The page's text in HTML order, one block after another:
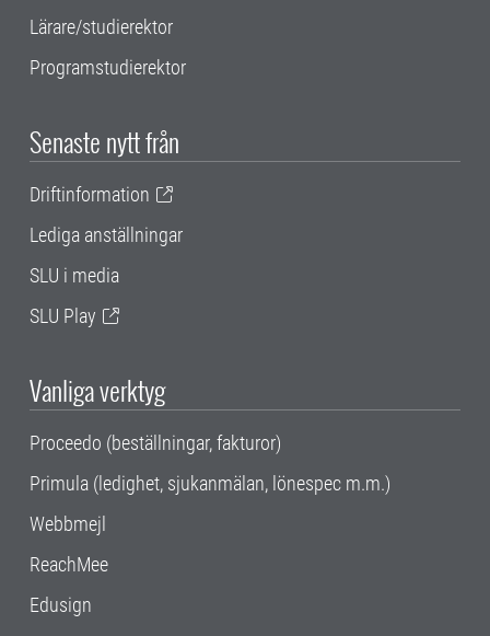
Lärare/studierektor
Programstudierektor
Senaste nytt från
Driftinformation
Lediga anställningar
SLU i media
SLU Play
Vanliga verktyg
Proceedo (beställningar, fakturor)
Primula (ledighet, sjukanmälan, lönespec m.m.)
Webbmejl
ReachMee
Edusign